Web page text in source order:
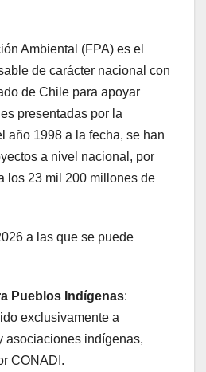
Ambiental (FPA) es el
de carácter nacional con
de Chile para apoyar
presentadas por la
año 1998 a la fecha, se han
a nivel nacional, por
los 23 mil 200 millones de
a las que se puede
Pueblos Indígenas:
exclusivamente a
asociaciones indígenas,
CONADI.